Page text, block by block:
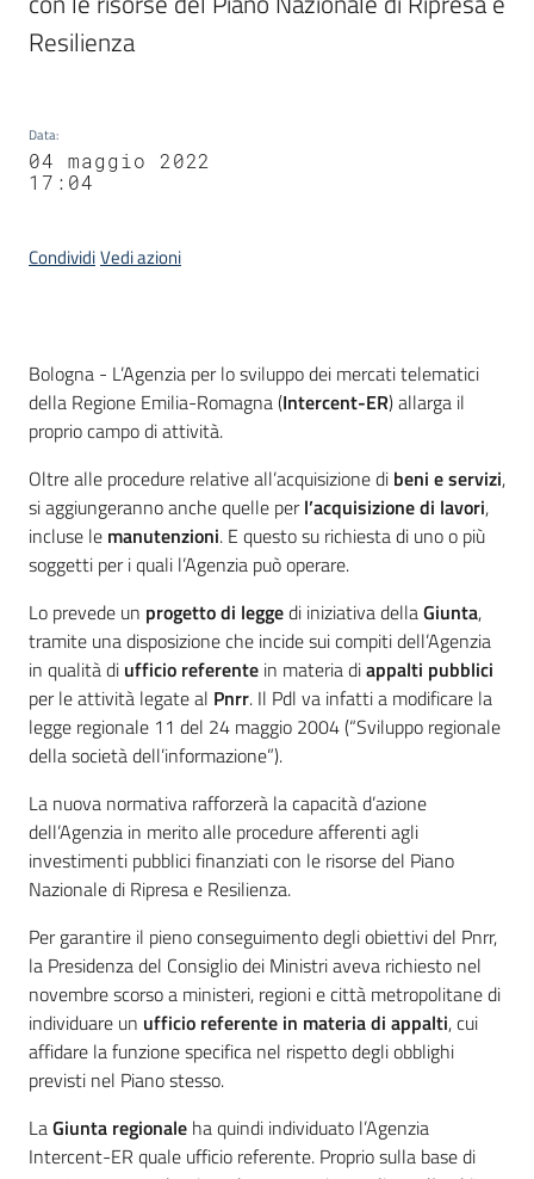
Resilienza
Data:
04 maggio 2022
17:04
CondividiVedi azioni
Contenuto
Bologna - L’Agenzia per lo sviluppo dei mercati telematici
della Regione Emilia-Romagna (Intercent-ER) allarga il
proprio campo di attività.
Oltre alle procedure relative all’acquisizione di beni e servizi,
si aggiungeranno anche quelle perl’acquisizione di lavori,
incluse le manutenzioni. E questo su richiesta di uno o più
soggetti per i quali l’Agenzia può operare.
Lo prevede un progetto di leggedi iniziativa dellaGiunta,
tramite una disposizione che incide sui compiti dell’Agenzia
in qualità di ufficio referente in materia diappalti pubblici
per le attività legate al Pnrr. Il Pdl va infatti a modificare la
legge regionale 11 del 24 maggio 2004 (“Sviluppo regionale
della società dell’informazione”).
La nuova normativa rafforzerà la capacità d’azione
dell’Agenzia in merito alle procedure afferenti agli
investimenti pubblici finanziati con le risorse del Piano
Nazionale di Ripresa e Resilienza.
Per garantire il pieno conseguimento degli obiettivi del Pnrr,
la Presidenza del Consiglio dei Ministri aveva richiesto nel
novembre scorso a ministeri, regioni e città metropolitane di
individuare un ufficio referente in materia di appalti, cui
affidare la funzione specifica nel rispetto degli obblighi
previsti nel Piano stesso.
LaGiunta regionale ha quindi individuato l’Agenzia
Intercent-ER quale ufficio referente. Proprio sulla base di